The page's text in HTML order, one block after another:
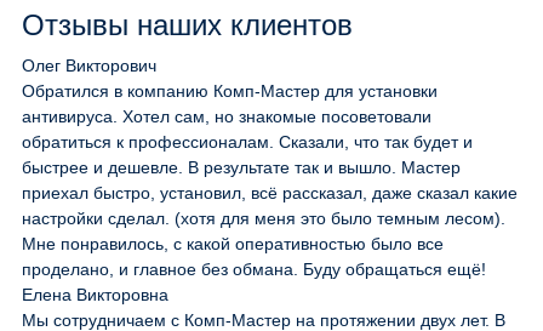
Отзывы наших клиентов
Олег Викторович
Обратился в компанию Комп-Мастер для установки
антивируса. Хотел сам, но знакомые посоветовали
обратиться к профессионалам. Сказали, что так будет и
быстрее и дешевле. В результате так и вышло. Мастер
приехал быстро, установил, всё рассказал, даже сказал какие
настройки сделал. (хотя для меня это было темным лесом).
Мне понравилось, с какой оперативностью было все
проделано, и главное без обмана. Буду обращаться ещё!
Елена Викторовна
Мы сотрудничаем с Комп-Мастер на протяжении двух лет. В